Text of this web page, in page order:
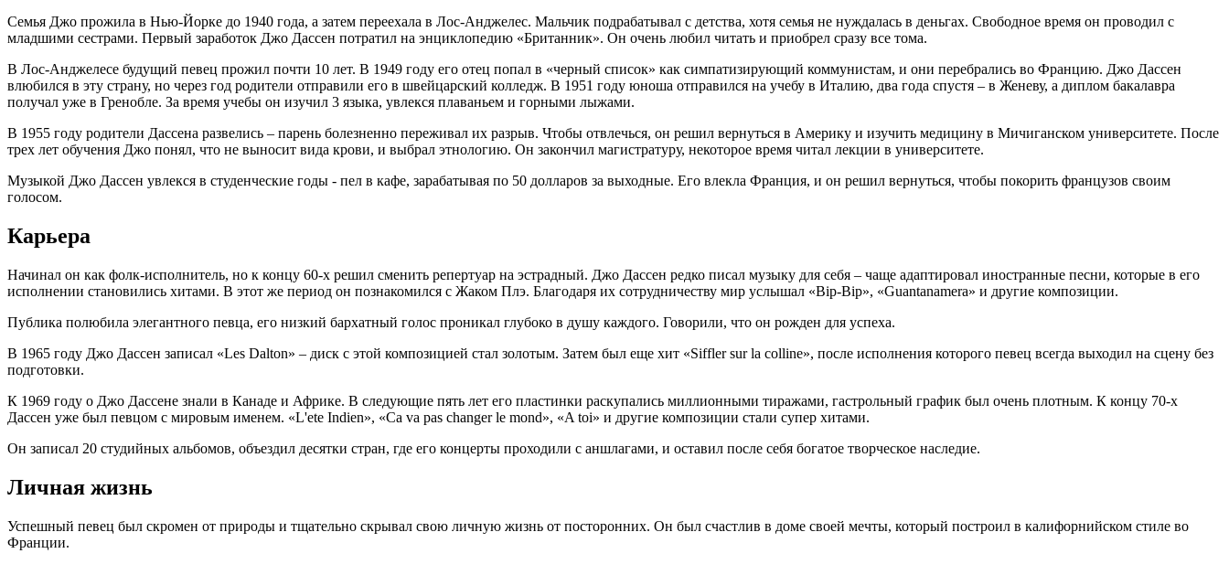
Семья Джо прожила в Нью-Йорке до 1940 года, а затем переехала в Лос-Анджелес. Мальчик подрабатывал с детства, хотя семья не нуждалась в деньгах. Свободное время он проводил с
младшими сестрами. Первый заработок Джо Дассен потратил на энциклопедию «Британник». Он очень любил читать и приобрел сразу все тома.
В Лос-Анджелесе будущий певец прожил почти 10 лет. В 1949 году его отец попал в «черный список» как симпатизирующий коммунистам, и они перебрались во Францию. Джо Дассен
влюбился в эту страну, но через год родители отправили его в швейцарский колледж. В 1951 году юноша отправился на учебу в Италию, два года спустя – в Женеву, а диплом бакалавра
получал уже в Гренобле. За время учебы он изучил 3 языка, увлекся плаваньем и горными лыжами.
В 1955 году родители Дассена развелись – парень болезненно переживал их разрыв. Чтобы отвлечься, он решил вернуться в Америку и изучить медицину в Мичиганском университете. После
трех лет обучения Джо понял, что не выносит вида крови, и выбрал этнологию. Он закончил магистратуру, некоторое время читал лекции в университете.
Музыкой Джо Дассен увлекся в студенческие годы - пел в кафе, зарабатывая по 50 долларов за выходные. Его влекла Франция, и он решил вернуться, чтобы покорить французов своим
голосом.
Карьера
Начинал он как фолк-исполнитель, но к концу 60-х решил сменить репертуар на эстрадный. Джо Дассен редко писал музыку для себя – чаще адаптировал иностранные песни, которые в его
исполнении становились хитами. В этот же период он познакомился с Жаком Плэ. Благодаря их сотрудничеству мир услышал «Bip-Bip», «Guantanamera» и другие композиции.
Публика полюбила элегантного певца, его низкий бархатный голос проникал глубоко в душу каждого. Говорили, что он рожден для успеха.
В 1965 году Джо Дассен записал «Les Dalton» – диск с этой композицией стал золотым. Затем был еще хит «Siffler sur la colline», после исполнения которого певец всегда выходил на сцену без
подготовки.
К 1969 году о Джо Дассене знали в Канаде и Африке. В следующие пять лет его пластинки раскупались миллионными тиражами, гастрольный график был очень плотным. К концу 70-х
Дассен уже был певцом с мировым именем. «L'ete Indien», «Ca va pas changer le mond», «A toi» и другие композиции стали супер хитами.
Он записал 20 студийных альбомов, объездил десятки стран, где его концерты проходили с аншлагами, и оставил после себя богатое творческое наследие.
Личная жизнь
Успешный певец был скромен от природы и тщательно скрывал свою личную жизнь от посторонних. Он был счастлив в доме своей мечты, который построил в калифорнийском стиле во
Франции.